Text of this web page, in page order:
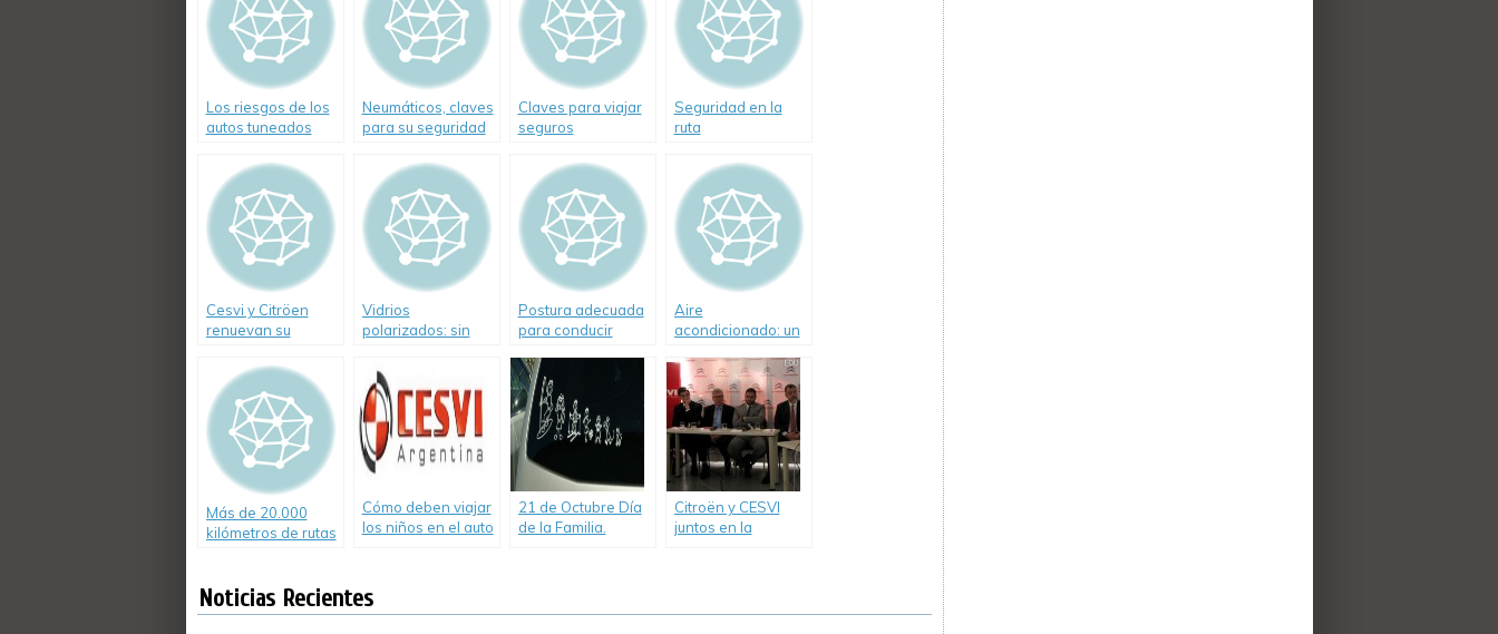
Los riesgos de los
autos tuneados
Neumáticos, claves
para su seguridad
Claves para viajar
seguros
Seguridad en la
ruta
Cesvi y Citröen
renuevan su
prevención vial
Vidrios
polarizados: sin
Postura adecuada
para conducir
Aire
acondicionado: un
seguridad
Más de 20.000
kilómetros de rutas
Cómo deben viajar
los niños en el auto
21 de Octubre Día
de la Familia.
Citroën y CESVI
juntos en la
Noticias Recientes